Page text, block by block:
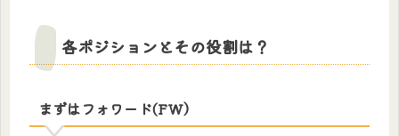
各ポジションとその役割は？
まずはフォワード(FW）